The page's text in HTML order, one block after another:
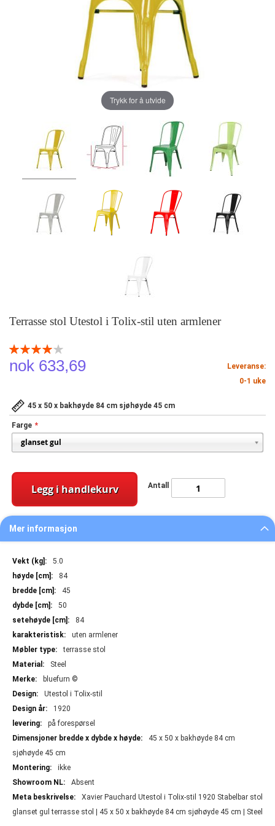
Terrasse stol Utestol i Tolix-stil uten armlener
Rating:
% of 100
nok 633,69
Leveranse:
0-1 uke
45 x 50 x bakhøyde 84 cm sjøhøyde 45 cm
Farge
Antall
Legg i handlekurv
Trykk for å utvide
Mer informasjon
Mer
informasjon
5.0
84
45
50
84
uten armlener
terrasse stol
Steel
bluefurn ©
Utestol i Tolix-stil
1920
på forespørsel
45 x 50 x bakhøyde 84 cm
sjøhøyde 45 cm
ikke
Absent
Xavier Pauchard Utestol i Tolix-stil 1920 Stabelbar stol
glanset gul terrasse stol | 45 x 50 x bakhøyde 84 cm sjøhøyde 45 cm | Steel